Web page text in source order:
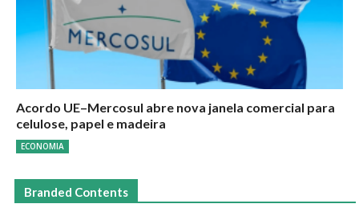
Acordo UE–Mercosul abre nova janela comercial para
celulose, papel e madeira
ECONOMIA
Branded Contents